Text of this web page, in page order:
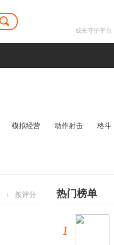
成长守护平台
模拟经营 动作射击 格斗
按评分 热门榜单
1